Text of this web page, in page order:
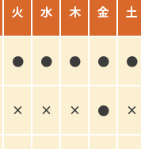
火 水 木 金 土
● ● ● ● ●
× × × ● ×